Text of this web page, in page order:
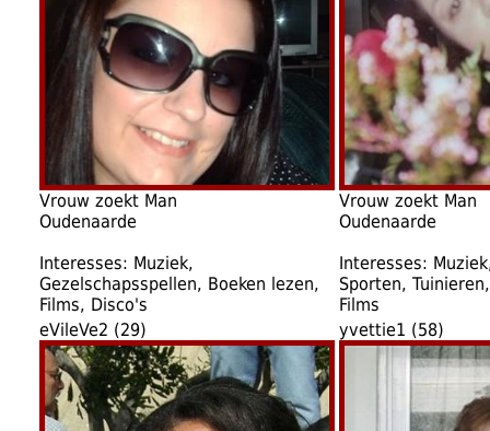
Vrouw zoekt Man
Oudenaarde
Interesses: Muziek,
Gezelschapsspellen, Boeken lezen,
Films, Disco's
Vrouw zoekt Man
Oudenaarde
Interesses:
Sporten,
Films
eVileVe2 (29)
yvettie1 (58)